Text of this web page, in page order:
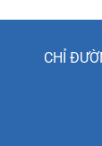
CHỈ